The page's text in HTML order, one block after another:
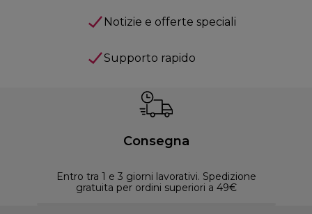
Notizie e offerte speciali
Supporto rapido
Consegna
Entro tra 1 e 3 giorni lavorativi. Spedizione
gratuita per ordini superiori a 49€